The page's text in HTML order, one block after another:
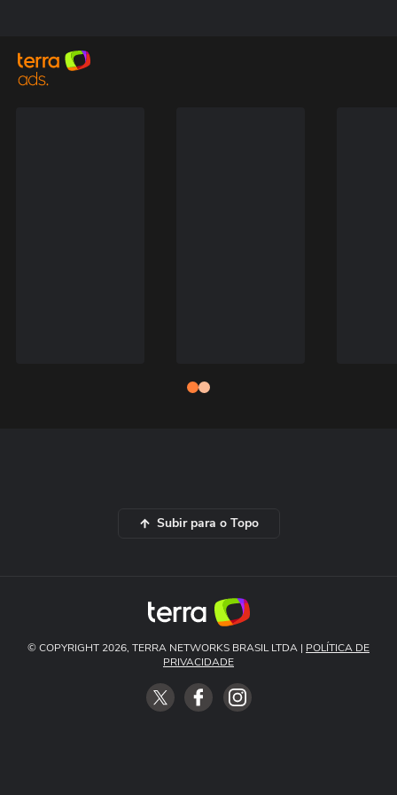
Subir para o Topo
© COPYRIGHT 2026, TERRA NETWORKS BRASIL LTDA | POLÍTICA DE
PRIVACIDADE